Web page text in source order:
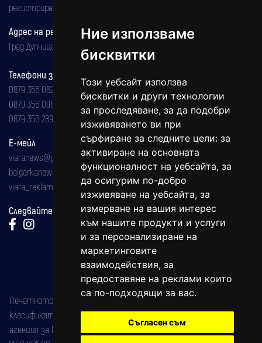
Ние използваме
бисквитки
Този уебсайт използва
бисквитки и други технологии
за проследяване, за да подобри
изживяването ви при
сърфиране за следните цели: за
активиране на основната
функционалност на уебсайта, за
да осигурим по-добро
изживяване на уебсайта, за
измерване на вашия интерес
към нашите продукти и услуги
и за персонализиране на
маркетинговите
взаимодействия, за
предоставяне на реклами които
са по-подходящи за вас.
Съгласен съм
регистрирана на 08.05.2002 година.
Адрес на редакцията
Град Дупница, ул.''Христо Ботев" 43
Телефони за реклама и абонаменти
0879 356 082
0879 356 098
0879 356 289
Е-мейл
viaranews@gmail.com
balgarkanews@gmail.com
viara_reklama@mail.bg
Следвайте ни:
Печатното издание на вестника е регистрирано в националния
класификатор на печатните издания (Българска национална
агенция за ISSN) под номер: ISSN 1312-4722.